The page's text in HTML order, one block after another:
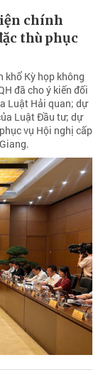
chính
thù phục
khổ Kỳ họp không
đã cho ý kiến đối
Luật Hải quan; dự
Luật Đầu tư; dự
vụ Hội nghị cấp